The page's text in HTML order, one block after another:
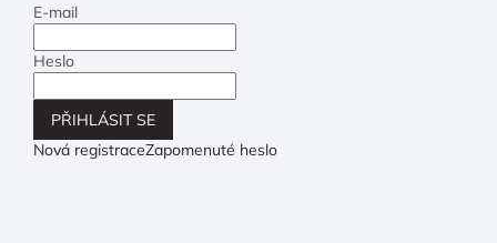
E-mail
Heslo
PŘIHLÁSIT SE
Nová registraceZapomenuté heslo